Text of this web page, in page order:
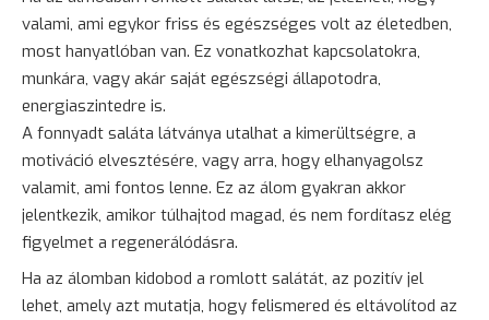
valami, ami egykor friss és egészséges volt az életedben,
most hanyatlóban van. Ez vonatkozhat kapcsolatokra,
munkára, vagy akár saját egészségi állapotodra,
energiaszintedre is.
A fonnyadt saláta látványa utalhat a kimerültségre, a
motiváció elvesztésére, vagy arra, hogy elhanyagolsz
valamit, ami fontos lenne. Ez az álom gyakran akkor
jelentkezik, amikor túlhajtod magad, és nem fordítasz elég
figyelmet a regenerálódásra.
Ha az álomban kidobod a romlott salátát, az pozitív jel
lehet, amely azt mutatja, hogy felismered és eltávolítod az